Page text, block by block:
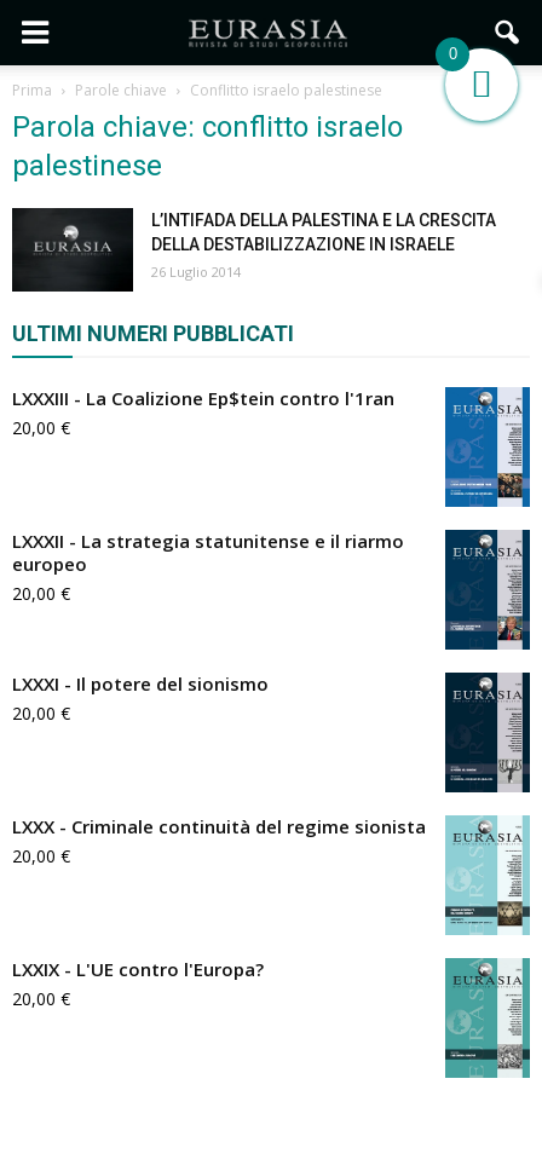
Prima Parole chiave Conflitto israelo palestinese
Parola chiave: conflitto israelo
palestinese
L’INTIFADA DELLA PALESTINA E LA CRESCITA
DELLA DESTABILIZZAZIONE IN ISRAELE
26 Luglio 2014
ULTIMI NUMERI PUBBLICATI
LXXXIII - La Coalizione Ep$tein contro l'1ran
20,00 €
LXXXII - La strategia statunitense e il riarmo
europeo
20,00 €
LXXXI - Il potere del sionismo
20,00 €
LXXX - Criminale continuità del regime sionista
20,00 €
LXXIX - L'UE contro l'Europa?
20,00 €
0